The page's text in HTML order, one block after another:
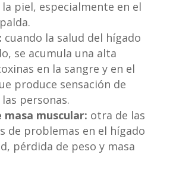
piel, especialmente en el
cuando la salud del hígado
se acumula una alta
en la sangre y en el
produce sensación de
personas.
masa muscular: otra de las
de problemas en el hígado
pérdida de peso y masa